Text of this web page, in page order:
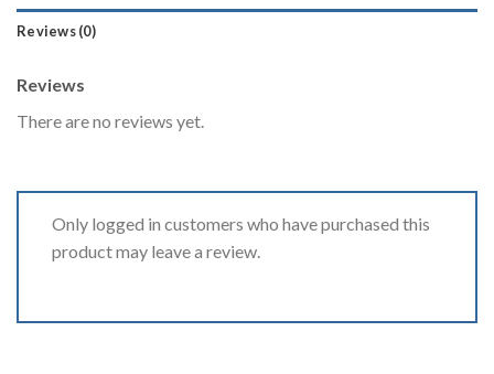
Reviews (0)
Reviews
There are no reviews yet.
Only logged in customers who have purchased this
product may leave a review.